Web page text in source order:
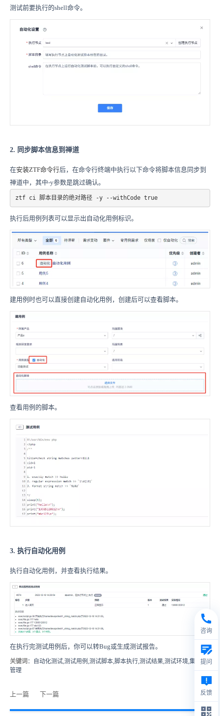
测试前要执行的shell命令。
2. 同步脚本信息到禅道
在安装ZTF命令行后，在命令行终端中执行以下命令将脚 本信息 同步到
禅道中 ，其中-y参数是跳过确认。
ztf ci 脚本目录的绝对路径 -y --withCode true
执行后用例列表可以显示出自动化用例标识。
建用例时也可以直接创建自动化用例，创建后可以查看脚本。
查看用例的脚本。
3. 执行自动化用例
执行自动化用例，并查看执行结果。
在执行完测试用例后，你可以转Bug或生成测试报告。
关键词 ：自动化测试,测试用例,测试脚本,脚本执行,测试结果,测试环境,集中化
管理
上一篇 下一篇
咨询
提问
反馈